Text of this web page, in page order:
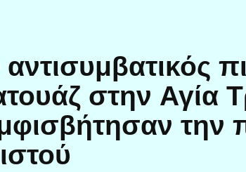
στην Αγία
την